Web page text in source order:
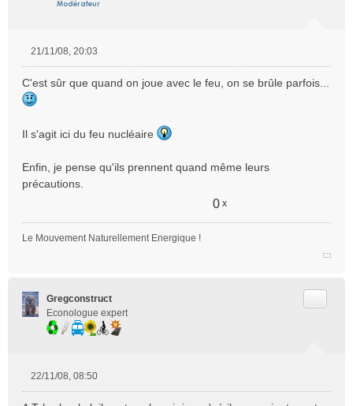
s
s
g
n
21/11/08, 20:03
C'est sûr que quand on joue avec le feu, on se brûle parfois...
Il s'agit ici du feu nucléaire
Enfin, je pense qu'ils prennent quand même leurs
précautions.
0 x
Le Mouvement Naturellement Energique !
Gregconstruct
Econologue expert
22/11/08, 08:50